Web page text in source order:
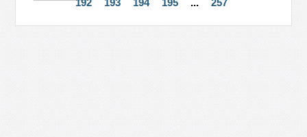
192
193 194 195 ... 257